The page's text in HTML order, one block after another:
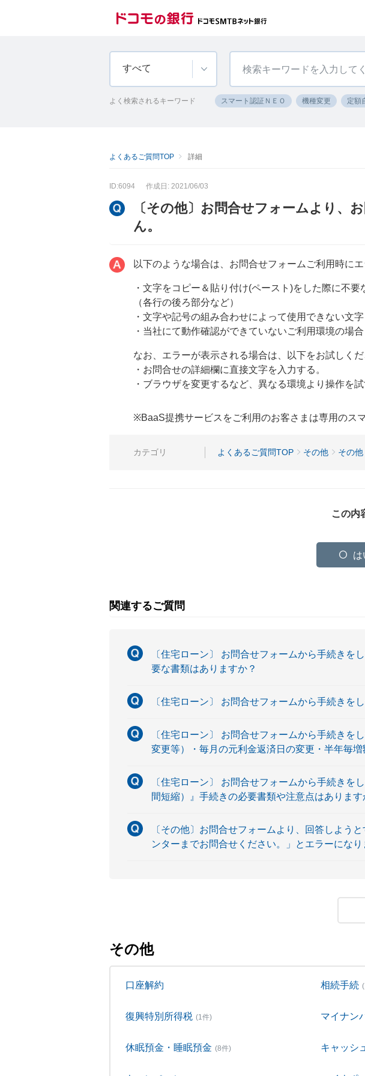
すべて
よく検索されるキーワード スマート認証ＮＥＯ 機種変更 定額
よくあるご質問TOP 詳細
ID:6094 作成日: 2021/06/03
〔その他〕お問合せフォームより、
ん。
以下のような場合は、お問合せフォームご利用時に
・文字をコピー＆貼り付け(ペースト)をした際に不
（各行の後ろ部分など）
・文字や記号の組み合わせによって使用できない文
・当社にて動作確認ができていないご利用環境の場
なお、エラーが表示される場合は、以下をお試しくだ
・お問合せの詳細欄に直接文字を入力する。
・ブラウザを変更するなど、異なる環境より操作を試
※BaaS提携サービスをご利用のお客さまは専用のス
カテゴリ よくあるご質問TOP その他 その他
この内
は
関連するご質問
〔住宅ローン〕 お問合せフォームから手続きを
要な書類はありますか？
〔住宅ローン〕 お問合せフォームから手続きを
〔住宅ローン〕 お問合せフォームから手続きを
変更等）・毎月の元利金返済日の変更・半年毎
〔住宅ローン〕 お問合せフォームから手続きを
間短縮）』手続きの必要書類や注意点はあります
〔その他〕お問合せフォームより、回答しよう
ンターまでお問合せください。」とエラーになり
その他
口座解約 相続手続
復興特別所得税 (1件) マイナン
休眠預金・睡眠預金 (8件) キャッシ